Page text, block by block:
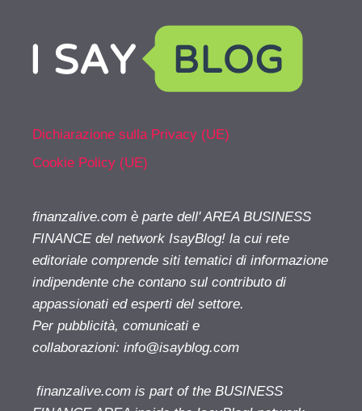
Dichiarazione sulla Privacy (UE)
Cookie Policy (UE)
finanzalive.com è parte dell' AREA BUSINESS
FINANCE del network IsayBlog! la cui rete
editoriale comprende siti tematici di informazione
indipendente che contano sul contributo di
appassionati ed esperti del settore.
Per pubblicità, comunicati e
collaborazioni: info@isayblog.com
finanzalive.com is part of the BUSINESS